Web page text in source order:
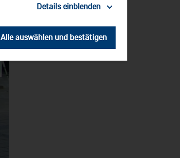
Details einblenden
Alle auswählen und bestätigen